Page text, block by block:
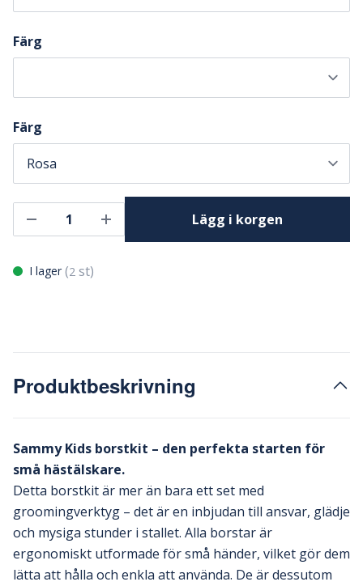
Färg
Färg
Lägg i korgen
I lager (2 st)
Produktbeskrivning
Sammy Kids borstkit – den perfekta starten för
små hästälskare.
Detta borstkit är mer än bara ett set med
groomingverktyg – det är en inbjudan till ansvar, glädje
och mysiga stunder i stallet. Alla borstar är
ergonomiskt utformade för små händer, vilket gör dem
lätta att hålla och enkla att använda. De är dessutom